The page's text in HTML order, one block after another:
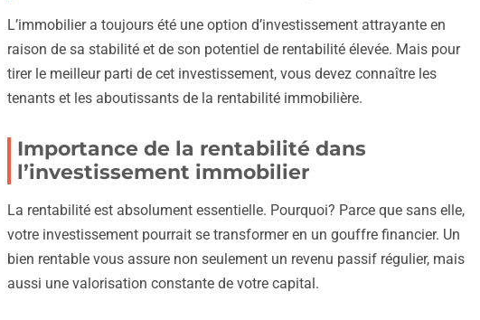
L’immobilier a toujours été une option d’investissement attrayante en
raison de sa stabilité et de son potentiel de rentabilité élevée. Mais pour
tirer le meilleur parti de cet investissement, vous devez connaître les
tenants et les aboutissants de la rentabilité immobilière.
Importance de la rentabilité dans
l’investissement immobilier
La rentabilité est absolument essentielle. Pourquoi? Parce que sans elle,
votre investissement pourrait se transformer en un gouffre financier. Un
bien rentable vous assure non seulement un revenu passif régulier, mais
aussi une valorisation constante de votre capital.